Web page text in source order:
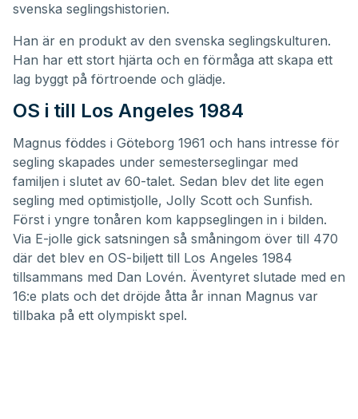
svenska seglingshistorien.
Han är en produkt av den svenska seglingskulturen.
Han har ett stort hjärta och en förmåga att skapa ett
lag byggt på förtroende och glädje.
OS i till Los Angeles 1984
Magnus föddes i Göteborg 1961 och hans intresse för
segling skapades under semesterseglingar med
familjen i slutet av 60-talet. Sedan blev det lite egen
segling med optimistjolle, Jolly Scott och Sunfish.
Först i yngre tonåren kom kappseglingen in i bilden.
Via E-jolle gick satsningen så småningom över till 470
där det blev en OS-biljett till Los Angeles 1984
tillsammans med Dan Lovén. Äventyret slutade med en
16:e plats och det dröjde åtta år innan Magnus var
tillbaka på ett olympiskt spel.